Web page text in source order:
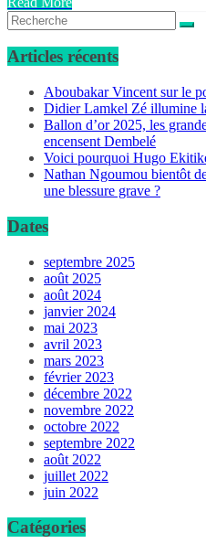
Articles récents
Aboubakar Vincent sur le
Didier Lamkel Zé illumine
Ballon d’or 2025, les
encensent Dembelé
Voici pourquoi Hugo
Nathan Ngoumou bientôt
une blessure grave ?
Dates
septembre 2025
août 2025
août 2024
janvier 2024
mai 2023
avril 2023
mars 2023
février 2023
décembre 2022
novembre 2022
octobre 2022
septembre 2022
août 2022
juillet 2022
juin 2022
Catégories